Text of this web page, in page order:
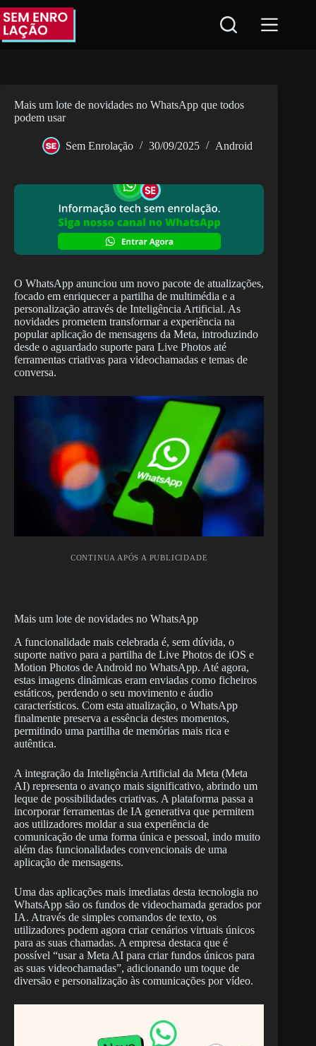
Pular
para
conteúdo
Mais um lote de novidades no WhatsApp que todos
podem usar
Sem Enrolação 30/09/2025 Android
O WhatsApp anunciou um novo pacote de atualizações,
focado em enriquecer a partilha de multimédia e a
personalização através de Inteligência Artificial. As
novidades prometem transformar a experiência na
popular aplicação de mensagens da Meta, introduzindo
desde o aguardado suporte para Live Photos até
ferramentas criativas para videochamadas e temas de
conversa.
CONTINUA APÓS A PUBLICIDADE
Mais um lote de novidades no WhatsApp
A funcionalidade mais celebrada é, sem dúvida, o
suporte nativo para a partilha de Live Photos de iOS e
Motion Photos de Android no WhatsApp. Até agora,
estas imagens dinâmicas eram enviadas como ficheiros
estáticos, perdendo o seu movimento e áudio
característicos. Com esta atualização, o WhatsApp
finalmente preserva a essência destes momentos,
permitindo uma partilha de memórias mais rica e
autêntica.
A integração da Inteligência Artificial da Meta (Meta
AI) representa o avanço mais significativo, abrindo um
leque de possibilidades criativas. A plataforma passa a
incorporar ferramentas de IA generativa que permitem
aos utilizadores moldar a sua experiência de
comunicação de uma forma única e pessoal, indo muito
além das funcionalidades convencionais de uma
aplicação de mensagens.
Uma das aplicações mais imediatas desta tecnologia no
WhatsApp são os fundos de videochamada gerados por
IA. Através de simples comandos de texto, os
utilizadores podem agora criar cenários virtuais únicos
para as suas chamadas. A empresa destaca que é
possível “usar a Meta AI para criar fundos únicos para
as suas videochamadas”, adicionando um toque de
diversão e personalização às comunicações por vídeo.